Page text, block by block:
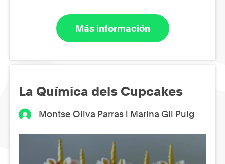
Más información
La Química dels Cupcakes
Montse Oliva Parras i Marina Gil Puig